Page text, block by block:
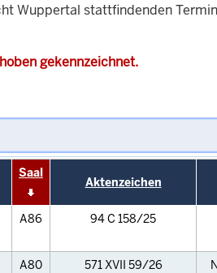
Wuppertal stattfindenden
gekennzeichnet.
Saal
Aktenzeichen
A86 94 C 158/25
A80 571 XVII 59/26